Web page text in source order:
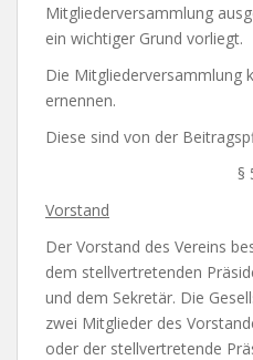
Mitgliederversammlung
ein wichtiger Grund vorliegt.
Die Mitgliederversammlung
ernennen.
Diese sind von der
§
Vorstand
Der Vorstand des Vereins
dem stellvertretenden
und dem Sekretär. Die
zwei Mitglieder des
oder der stellvertretende